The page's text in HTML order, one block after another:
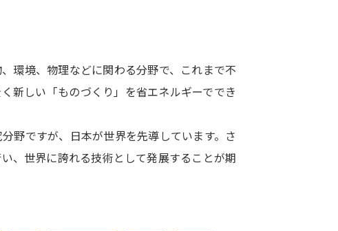
大学で学びたい学問発見
学問のミニ講義「夢ナビ講義」
ユーザーサポート
環境、物理などに関わる分野で、これまで不
新しい「ものづくり」を省エネルギーででき
野ですが、日本が世界を先導しています。さ
、世界に誇れる技術として発展することが期